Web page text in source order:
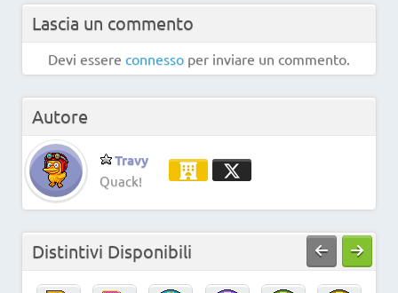
Lascia un commento
Devi essere connesso per inviare un commento.
Autore
Travy
Quack!
Distintivi Disponibili